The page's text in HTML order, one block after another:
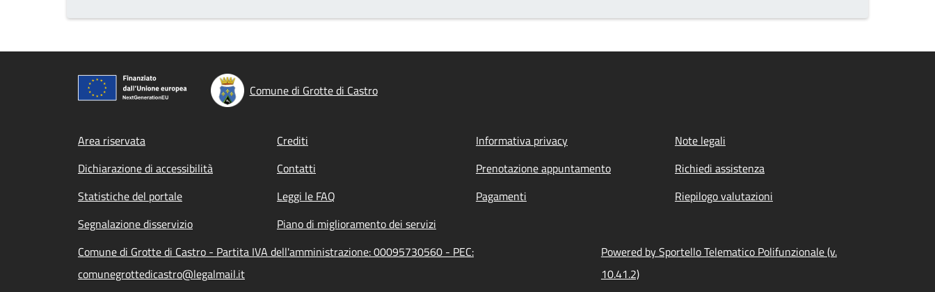
Comune di Grotte di Castro
Footer menu
Area riservata Crediti Informativa privacy
Note legali
Dichiarazione di accessibilità
Contatti Prenotazione appuntamento
Richiedi assistenza
Statistiche del portale
Leggi le FAQ Pagamenti
Riepilogo valutazioni
Segnalazione disservizio
Piano di miglioramento dei servizi
Comune di Grotte di Castro - Partita IVA dell'amministrazione: 00095730560 - PEC:
comunegrottedicastro@legalmail.it
Powered by Sportello Telematico Polifunzionale (v.
10.41.2)